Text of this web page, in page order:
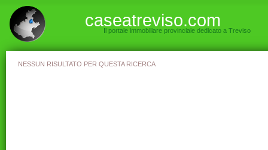
caseatreviso.com
Il portale immobiliare provinciale dedicato a Treviso
NESSUN RISULTATO PER QUESTA RICERCA